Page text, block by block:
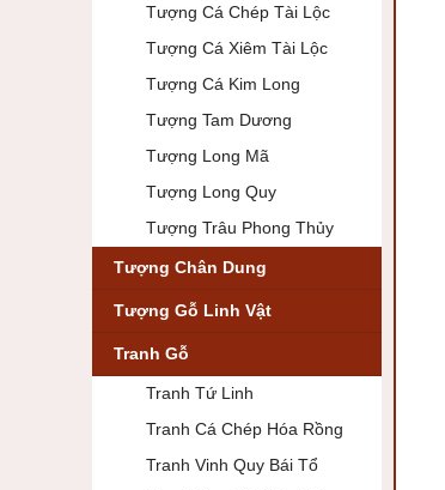
Tượng Cá Chép Tài Lộc
Tượng Cá Xiêm Tài Lộc
Tượng Cá Kim Long
Tượng Tam Dương
Tượng Long Mã
Tượng Long Quy
Tượng Trâu Phong Thủy
Tượng Chân Dung
Tượng Gỗ Linh Vật
Tranh Gỗ
Tranh Tứ Linh
Tranh Cá Chép Hóa Rồng
Tranh Vinh Quy Bái Tổ